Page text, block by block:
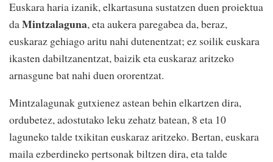
Euskara haria izanik, elkartasuna sustatzen duen proiektua
daMintzalaguna, eta aukera paregabea da, beraz,
euskaraz gehiago aritu nahi dutenentzat; ez soilik euskara
ikasten dabiltzanentzat, baizik eta euskaraz aritzeko
arnasgune bat nahi duen ororentzat.
Mintzalagunak gutxienez astean behin elkartzen dira,
ordubetez, adostutako leku zehatz batean, 8 eta 10
laguneko talde txikitan euskaraz aritzeko. Bertan, euskara
maila ezberdineko pertsonak biltzen dira, eta talde